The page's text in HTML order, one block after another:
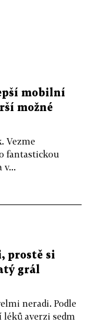
mobilní
možné
Vezme
fantastickou
v...
prostě si
grál
neradi. Podle
averzi sedm